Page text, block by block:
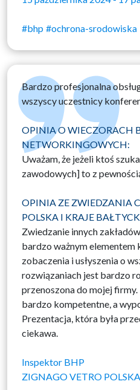
#bhp #ochrona-srodowiska
Bardzo profesjonalna
wszyscy uczestnicy
OPINIA O WIECZORACH
NETWORKINGOWYCH:
Uważam, że jeżeli ktoś
zawodowych] to z
OPINIA ZE ZWIEDZANIA
POLSKA I KRAJE
Zwiedzanie innych
bardzo ważnym
zobaczenia i usłyszenia o
rozwiązaniach jest bardzo
przenoszona do mojej
bardzo kompetentne, a
Prezentacja, która była
ciekawa.
Inspektor BHP
ZIGNAGO VETRO POLSKA